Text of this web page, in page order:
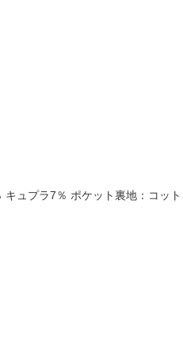
ュプラ7％ ポケット裏地：コット